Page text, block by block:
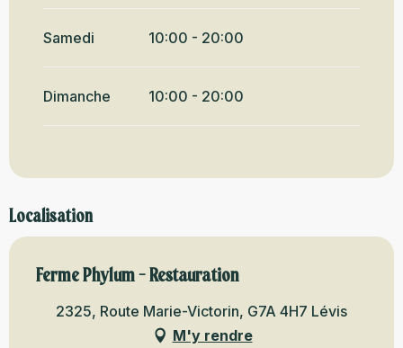
Samedi 10:00 - 20:00
Dimanche 10:00 - 20:00
Localisation
Ferme Phylum - Restauration
2325, Route Marie-Victorin, G7A 4H7 Lévis
M'y rendre